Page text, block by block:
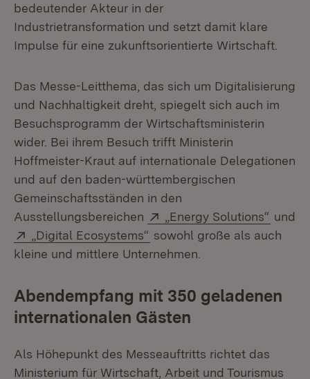
bedeutender Akteur in der
Industrietransformation und setzt damit klare
Impulse für eine zukunftsorientierte Wirtschaft.
Das Messe-Leitthema, das sich um Digitalisierung
und Nachhaltigkeit dreht, spiegelt sich auch im
Besuchsprogramm der Wirtschaftsministerin
wider. Bei ihrem Besuch trifft Ministerin
Hoffmeister-Kraut auf internationale Delegationen
und auf den baden-württembergischen
Gemeinschaftsständen in den
Ausstellungsbereichen
Extern:
„Energy Solutions“ und
Extern:
„Digital Ecosystems“ (Öffnet in neuem Fenster)
sowohl große als auch
kleine und mittlere Unternehmen.
Abendempfang mit 350 geladenen
internationalen Gästen
Als Höhepunkt des Messeauftritts richtet das
Ministerium für Wirtschaft, Arbeit und Tourismus